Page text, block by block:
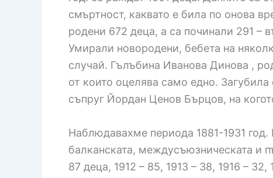
смъртност, каквато е била по онова
родени 672 деца, а са починали 291 –
Умирали новородени, бебета на
случай. Гълъбина Иванова Динова ,
от които оцелява само едно.
съпруг Йордан Ценов Бърцов, на
Наблюдавахме периода 1881-1931 год.
балканската, междусъюзническата и
87 деца, 1912 – 85, 1913 – 38, 1916 – 32,